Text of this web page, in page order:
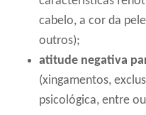
cabelo, a cor da
outros);
atitude negativa
(xingamentos,
psicológica, entre